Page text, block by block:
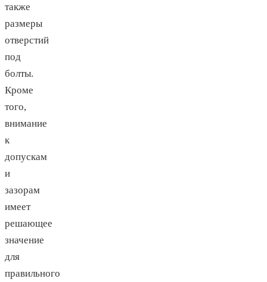
также
размеры
отверстий
под
болты.
Кроме
того,
внимание
к
допускам
и
зазорам
имеет
решающее
значение
для
правильного